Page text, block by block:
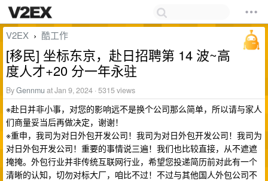
V2EX › 酷工作
[移民] 坐标东京，赴日招聘第 14 波~高
度人才+20 分一年永驻
ByGennmu at Jan 9, 2024 · 5315 views
※赴日并非小事，对您的影响远不是换个公司那么简单，所以请与家人
们商量妥当后再做决定，谢谢！
※重申，我司为对日外包开发公司！我司为对日外包开发公司！我司为
对日外包开发公司！重要的事情说三遍！我们也比较直接，从不遮遮
掩掩。外包行业并非传统互联网行业，希望您投递简历前对此有一个
清晰的认知，切勿对标大厂，咱比不过！不过与其他国人外包公司不